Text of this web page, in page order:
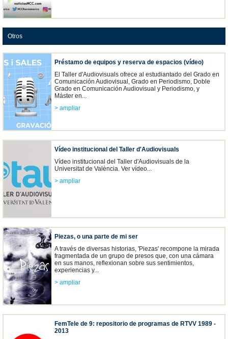
Otros
Préstamo de equipos y reserva de espacios (vídeo)
El Taller d'Audiovisuals ofrece al estudiantado del Grado en
Comunicación Audiovisual, Grado en Periodismo, Doble
Grado en Comunicación Audiovisual y Periodismo, y
Máster en...
> ampliar
Vídeo institucional del Taller d'Audiovisuals
Vídeo institucional del Taller d'Audiovisuals de la
Universitat de València. Ver vídeo...
> ampliar
Piezas, o una parte de mi ser
A través de diversas historias, 'Piezas' recompone la mirada
fragmentada de un grupo de presos que, con una cámara
en sus manos, reflexionan sobre sus sentimientos,
experiencias y...
> ampliar
FemTele de 9: repositorio de programas de RTVV 1989 -
2013